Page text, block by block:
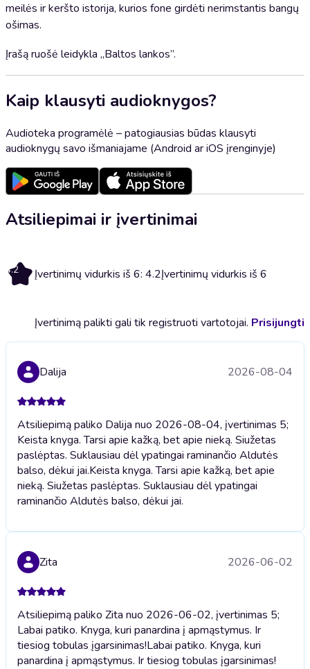
meilės ir keršto istorija, kurios fone girdėti nerimstantis bangų
ošimas.
Įrašą ruošė leidykla „Baltos lankos”.
Kaip klausyti audioknygos?
Audioteka programėlė – patogiausias būdas klausyti
audioknygų savo išmaniajame (Android ar iOS įrenginyje)
Atsiliepimai ir įvertinimai
4.2 Įvertinimų vidurkis iš 6: 4.2Įvertinimų vidurkis iš 6
Įvertinimą palikti gali tik registruoti vartotojai. Prisijungti
Dalija 2026-08-04
Atsiliepimą paliko Dalija nuo 2026-08-04, įvertinimas 5;
Keista knyga. Tarsi apie kažką, bet apie nieką. Siužetas
paslėptas. Suklausiau dėl ypatingai raminančio Aldutės
balso, dėkui jai.Keista knyga. Tarsi apie kažką, bet apie
nieką. Siužetas paslėptas. Suklausiau dėl ypatingai
raminančio Aldutės balso, dėkui jai.
Zita 2026-06-02
Atsiliepimą paliko Zita nuo 2026-06-02, įvertinimas 5;
Labai patiko. Knyga, kuri panardina į apmąstymus. Ir
tiesiog tobulas įgarsinimas!Labai patiko. Knyga, kuri
panardina į apmąstymus. Ir tiesiog tobulas įgarsinimas!